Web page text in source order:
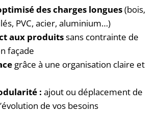
des charges longues(bois,
PVC, acier, aluminium…)
aux produitssans contrainte de
façade
grâce à une organisation claire et
: ajout ou déplacement de
de vos besoins